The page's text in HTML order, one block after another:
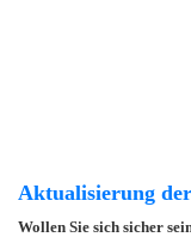
Aktualisierung
Wollen Sie sich sicher